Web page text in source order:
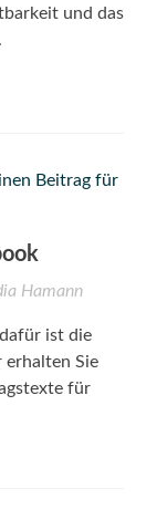
und das
Hamann
ist die
erhalten Sie
für